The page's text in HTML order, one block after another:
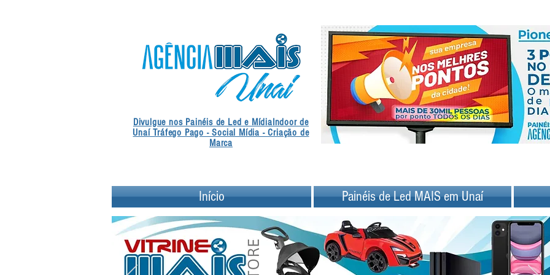
Divulgue nos Painéis de Led e MídiaIndoor de
Unaí Tráfego Pago - Social Mídia - Criação de
Marca
.
.
Início Painéis de Led MAIS em Unaí